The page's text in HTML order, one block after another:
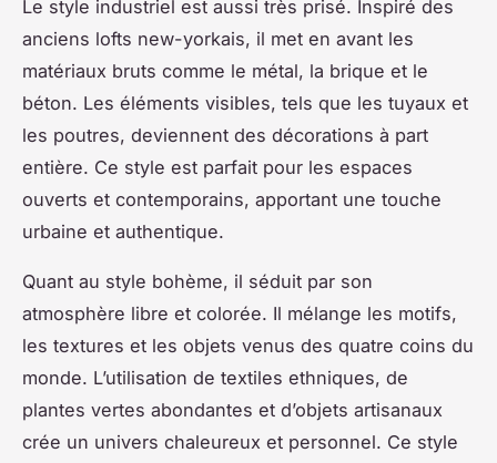
Le style industriel est aussi très prisé. Inspiré des
anciens lofts new-yorkais, il met en avant les
matériaux bruts comme le métal, la brique et le
béton. Les éléments visibles, tels que les tuyaux et
les poutres, deviennent des décorations à part
entière. Ce style est parfait pour les espaces
ouverts et contemporains, apportant une touche
urbaine et authentique.
Quant au style bohème, il séduit par son
atmosphère libre et colorée. Il mélange les motifs,
les textures et les objets venus des quatre coins du
monde. L’utilisation de textiles ethniques, de
plantes vertes abondantes et d’objets artisanaux
crée un univers chaleureux et personnel. Ce style